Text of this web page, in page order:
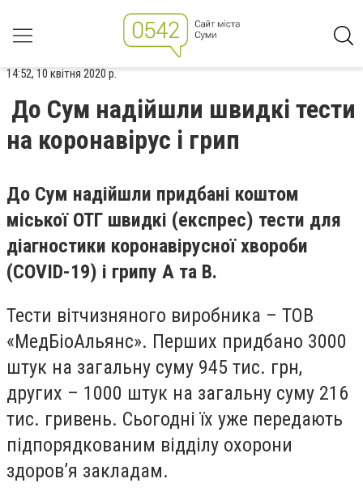
14:52, 10 квітня 2020 р.
До Сум надійшли швидкі тести
на коронавірус і грип
До Сум надійшли придбані коштом
міської ОТГ швидкі (експрес) тести для
діагностики коронавірусної хвороби
(COVID-19) і грипу А та В.
Тести вітчизняного виробника – ТОВ
«МедБіоАльянс». Перших придбано 3000
штук на загальну суму 945 тис. грн,
других – 1000 штук на загальну суму 216
тис. гривень. Сьогодні їх уже передають
підпорядкованим відділу охорони
здоров’я закладам.